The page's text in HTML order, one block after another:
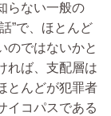
らない一般の
”で、ほとんど
のではないかと
れば、支配層は
とんどが犯罪者
イコパスである